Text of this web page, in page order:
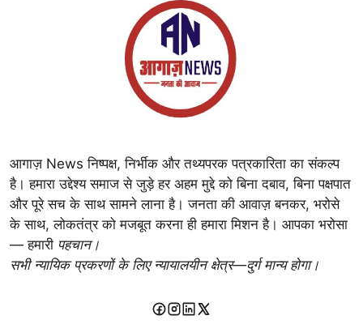
आगाज़ News निष्पक्ष, निर्भीक और तथ्यपरक पत्रकारिता का संकल्प
है। हमारा उद्देश्य समाज से जुड़े हर अहम मुद्दे को बिना दबाव, बिना पक्षपात
और पूरे सच के साथ सामने लाना है। जनता की आवाज़ बनकर, भरोसे
के साथ, लोकतंत्र को मजबूत करना ही हमारा मिशन है। आपका भरोसा
— हमारी पहचान।
सभी न्यायिक प्रकरणों के लिए न्यायालयीन क्षेत्र—दुर्ग मान्य होगा।